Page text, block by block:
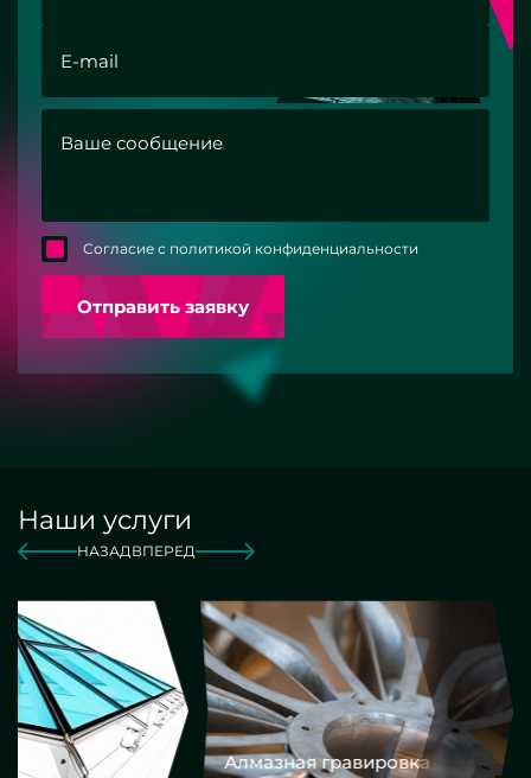
Согласие с политикой конфиденциальности
Отправить заявку
Наши услуги
НАЗАДВПЕРЕД
Алмазная гравировка